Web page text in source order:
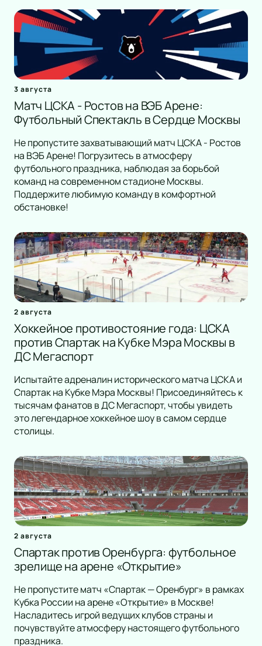
3 августа
Матч ЦСКА - Ростов на ВЭБ Арене:
Футбольный Спектакль в Сердце Москвы
Не пропустите захватывающий матч ЦСКА - Ростов
на ВЭБ Арене! Погрузитесь в атмосферу
футбольного праздника, наблюдая за борьбой
команд на современном стадионе Москвы.
Поддержите любимую команду в комфортной
обстановке!
2 августа
Хоккейное противостояние года: ЦСКА
против Спартак на Кубке Мэра Москвы в
ДС Мегаспорт
Испытайте адреналин исторического матча ЦСКА и
Спартак на Кубке Мэра Москвы! Присоединяйтесь к
тысячам фанатов в ДС Мегаспорт, чтобы увидеть
это легендарное хоккейное шоу в самом сердце
столицы.
2 августа
Спартак против Оренбурга: футбольное
зрелище на арене «Открытие»
Не пропустите матч «Спартак — Оренбург» в рамках
Кубка России на арене «Открытие» в Москве!
Насладитесь игрой ведущих клубов страны и
почувствуйте атмосферу настоящего футбольного
праздника.